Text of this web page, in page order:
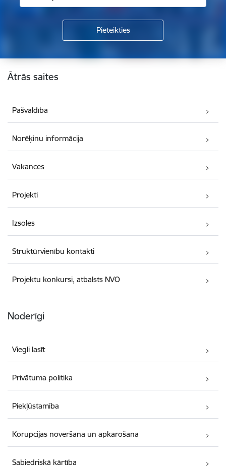
Kājene
Ātrās saites
Pašvaldība
Norēķinu informācija
Vakances
Projekti
Izsoles
Struktūrvienību kontakti
Projektu konkursi, atbalsts NVO
Noderīgi
Viegli lasīt
Privātuma politika
Piekļūstamība
Korupcijas novēršana un apkarošana
Sabiedriskā kārtība